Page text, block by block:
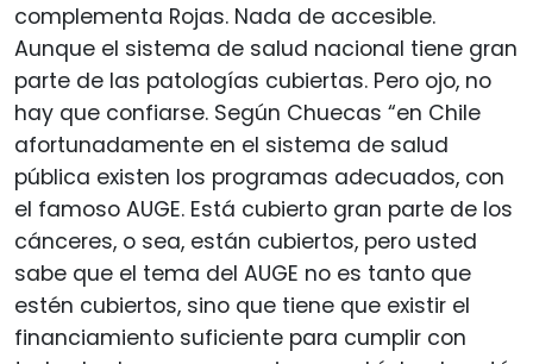
complementa Rojas. Nada de accesible.
Aunque el sistema de salud nacional tiene gran
parte de las patologías cubiertas. Pero ojo, no
hay que confiarse. Según Chuecas “en Chile
afortunadamente en el sistema de salud
pública existen los programas adecuados, con
el famoso AUGE. Está cubierto gran parte de los
cánceres, o sea, están cubiertos, pero usted
sabe que el tema del AUGE no es tanto que
estén cubiertos, sino que tiene que existir el
financiamiento suficiente para cumplir con